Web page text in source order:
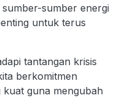
sumber energi
untuk terus
tantangan krisis
berkomitmen
guna mengubah